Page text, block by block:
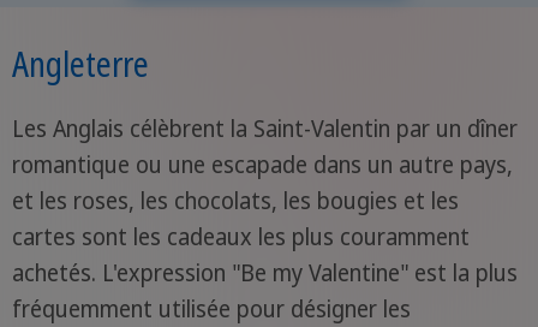
Angleterre
Les Anglais célèbrent la Saint-Valentin par un dîner
romantique ou une escapade dans un autre pays,
et les roses, les chocolats, les bougies et les
cartes sont les cadeaux les plus couramment
achetés. L'expression "Be my Valentine" est la plus
fréquemment utilisée pour désigner les